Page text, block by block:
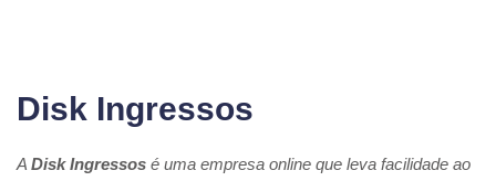
Disk Ingressos
A Disk Ingressos é uma empresa online que leva facilidade ao